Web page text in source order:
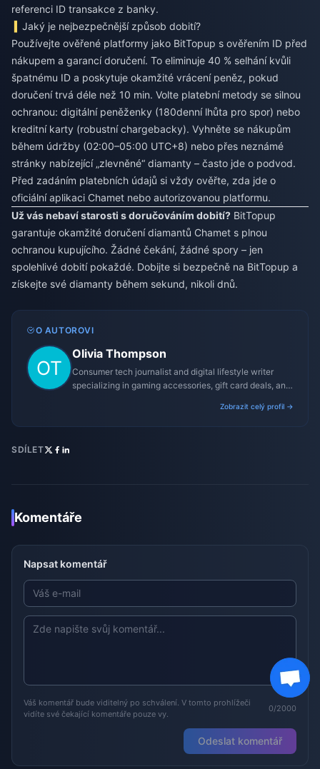
referenci ID transakce z banky.
Jaký je nejbezpečnější způsob dobití?
Používejte ověřené platformy jako BitTopup s ověřením ID před
nákupem a garancí doručení. To eliminuje 40 % selhání kvůli
špatnému ID a poskytuje okamžité vrácení peněz, pokud
doručení trvá déle než 10 min. Volte platební metody se silnou
ochranou: digitální peněženky (180denní lhůta pro spor) nebo
kreditní karty (robustní chargebacky). Vyhněte se nákupům
během údržby (02:00–05:00 UTC+8) nebo přes neznámé
stránky nabízející „zlevněné“ diamanty – často jde o podvod.
Před zadáním platebních údajů si vždy ověřte, zda jde o
oficiální aplikaci Chamet nebo autorizovanou platformu.
Už vás nebaví starosti s doručováním dobití? BitTopup
garantuje okamžité doručení diamantů Chamet s plnou
ochranou kupujícího. Žádné čekání, žádné spory – jen
spolehlivé dobití pokaždé. Dobijte si bezpečně na BitTopup a
získejte své diamanty během sekund, nikoli dnů.
O AUTOROVI
Olivia Thompson
Consumer tech journalist and digital lifestyle writer
specializing in gaming accessories, gift card deals, and
Zobrazit celý profil →
SDÍLET
Komentáře
Napsat komentář
Váš komentář bude viditelný po schválení. V tomto prohlížeči
vidíte své čekající komentáře pouze vy.
0/2000
Odeslat komentář